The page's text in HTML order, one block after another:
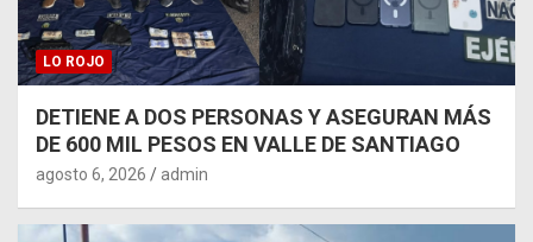
LO ROJO
DETIENE A DOS PERSONAS Y ASEGURAN MÁS
DE 600 MIL PESOS EN VALLE DE SANTIAGO
agosto 6, 2026 admin